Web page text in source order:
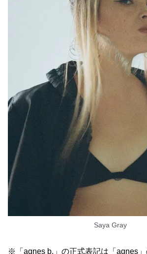
Saya Gray
※「agnes b.」の正式表記は「agnes」